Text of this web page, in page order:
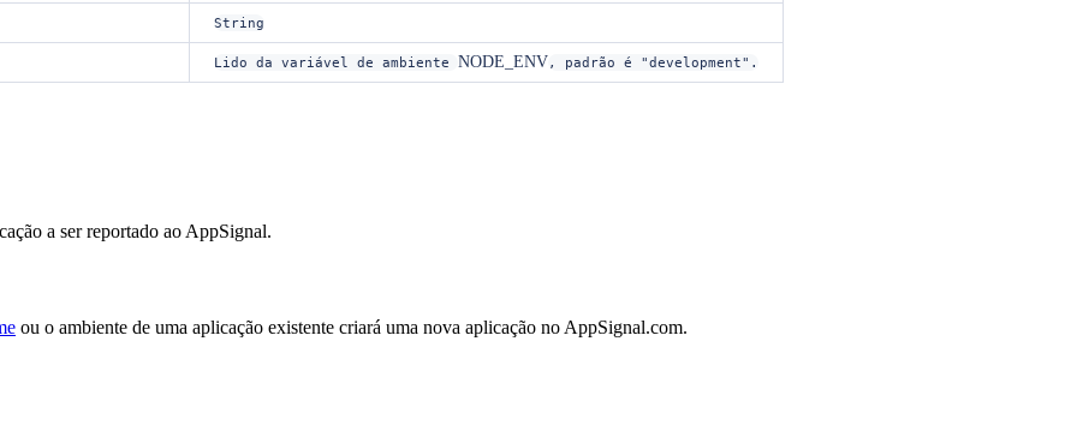
String
Lido da variável de ambiente NODE_ENV, padrão é "development".
a ser reportado ao AppSignal.
ou o ambiente de uma aplicação existente criará uma nova aplicação no AppSignal.com.